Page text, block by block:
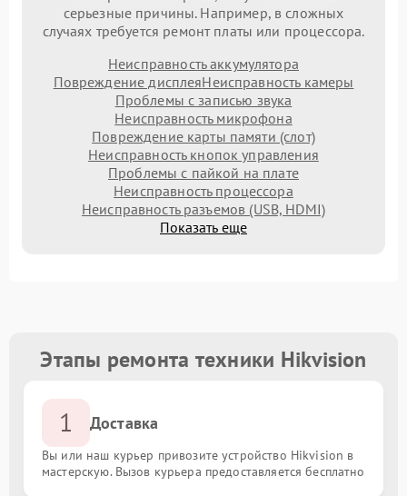
серьезные причины. Например, в сложных
случаях требуется ремонт платы или процессора.
Неисправность аккумулятора
Повреждение дисплеяНеисправность камеры
Проблемы с записью звука
Неисправность микрофона
Повреждение карты памяти (слот)
Неисправность кнопок управления
Проблемы с пайкой на плате
Неисправность процессора
Неисправность разъемов (USB, HDMI)
Показать еще
Этапы ремонта техники Hikvision
1 Доставка
Вы или наш курьер привозите устройство Hikvision в
мастерскую. Вызов курьера предоставляется бесплатно